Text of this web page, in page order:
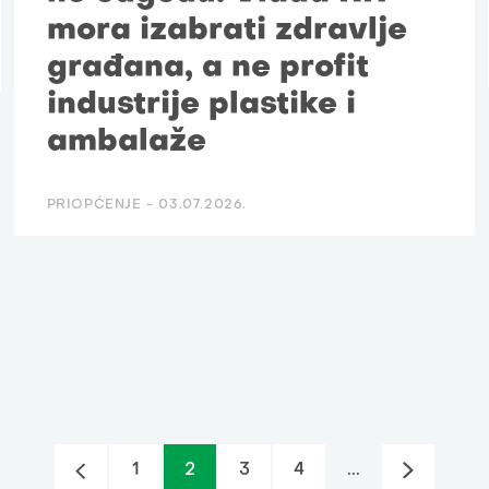
mora izabrati zdravlje
građana, a ne profit
industrije plastike i
ambalaže
PRIOPĆENJE - 03.07.2026.
1 2 3 4 ...